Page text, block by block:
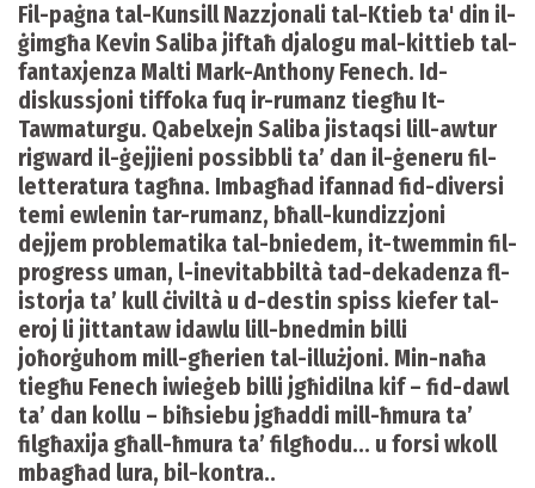
Fil-paġna tal-Kunsill Nazzjonali tal-Ktieb ta' din il-
ġimgħa Kevin Saliba jiftaħ djalogu mal-kittieb tal-
fantaxjenza Malti Mark-Anthony Fenech. Id-
diskussjoni tiffoka fuq ir-rumanz tiegħu It-
Tawmaturgu. Qabelxejn Saliba jistaqsi lill-awtur
rigward il-ġejjieni possibbli ta’ dan il-ġeneru fil-
letteratura tagħna. Imbagħad ifannad fid-diversi
temi ewlenin tar-rumanz, bħall-kundizzjoni
dejjem problematika tal-bniedem, it-twemmin fil-
progress uman, l-inevitabbiltà tad-dekadenza fl-
istorja ta’ kull ċiviltà u d-destin spiss kiefer tal-
eroj li jittantaw idawlu lill-bnedmin billi
joħorġuhom mill-għerien tal-illużjoni. Min-naħa
tiegħu Fenech iwieġeb billi jgħidilna kif – fid-dawl
ta’ dan kollu – biħsiebu jgħaddi mill-ħmura ta’
filgħaxija għall-ħmura ta’ filgħodu... u forsi wkoll
mbagħad lura, bil-kontra..